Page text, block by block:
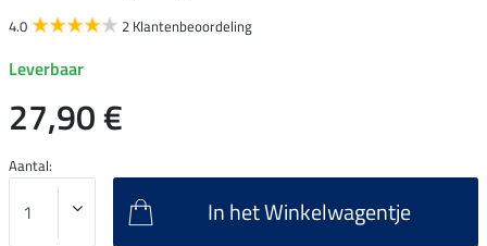
4.0 2 Klantenbeoordeling
Leverbaar
27,90 €
Aantal:
In het Winkelwagentje